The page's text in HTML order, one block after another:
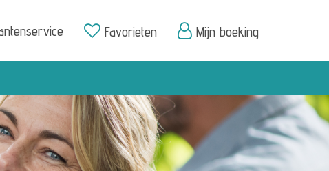
Favorieten Mijn boeking